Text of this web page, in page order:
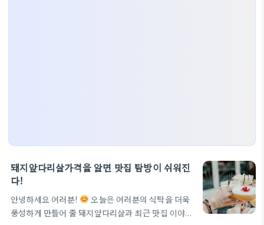
돼지앞다리살가격을 알면 맛집 탐방이 쉬워진
다!
안녕하세요 여러분!
오늘은 여러분의 식탁을 더욱
풍성하게 만들어 줄 돼지앞다리살과 최근 맛집 이야기